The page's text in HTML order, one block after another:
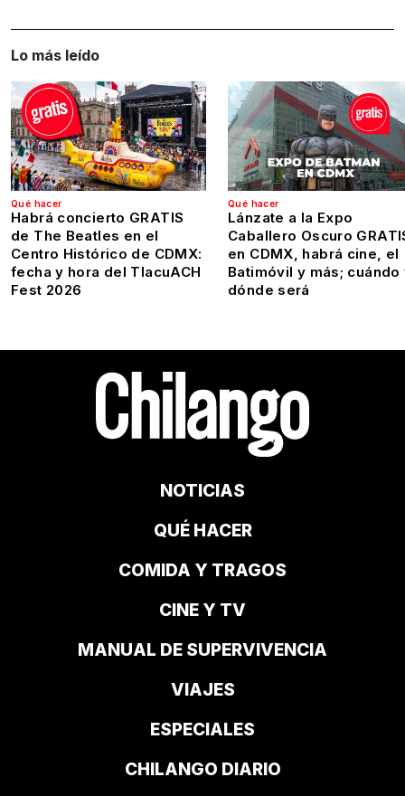
Lo más leído
Qué hacer
Habrá concierto GRATIS
de The Beatles en el
Centro Histórico de CDMX:
fecha y hora del TlacuACH
Fest 2026
Qué hacer
Lánzate a la Expo
Caballero Oscuro
en CDMX, habrá cine, el
Batimóvil y más; cuándo
dónde será
NOTICIAS
QUÉ HACER
COMIDA Y TRAGOS
CINE Y TV
MANUAL DE SUPERVIVENCIA
VIAJES
ESPECIALES
CHILANGO DIARIO